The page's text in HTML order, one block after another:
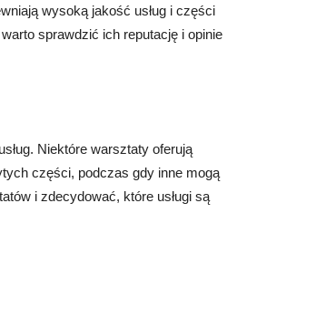
wysoką jakość usług i części
sprawdzić ich reputację i opinie
Niektóre warsztaty oferują
części, podczas gdy inne mogą
i zdecydować, które usługi są